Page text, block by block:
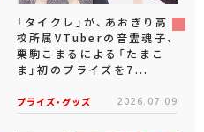
「タイクレ」が、あおぎり高
校所属VTuberの音霊魂子、
栗駒こまるによる「たまこ
ま」初のプライズを7...
プライズ・グッズ 2026.07.09